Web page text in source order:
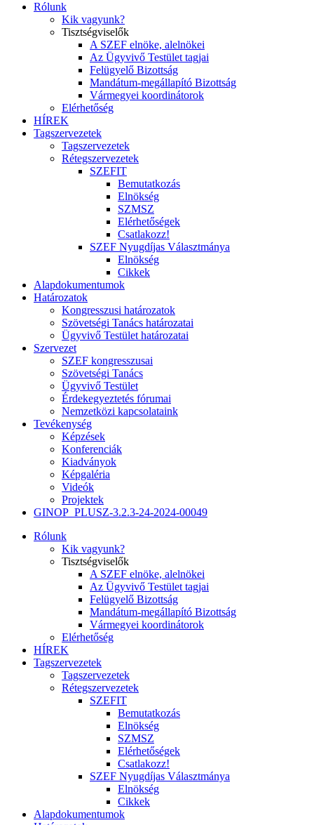
Rólunk
Kik vagyunk?
Tisztségviselők
A SZEF elnöke, alelnökei
Az Ügyvivő Testület tagjai
Felügyelő Bizottság
Mandátum-megállapító Bizottság
Vármegyei koordinátorok
Elérhetőség
HÍREK
Tagszervezetek
Tagszervezetek
Rétegszervezetek
SZEFIT
Bemutatkozás
Elnökség
SZMSZ
Elérhetőségek
Csatlakozz!
SZEF Nyugdíjas Választmánya
Elnökség
Cikkek
Alapdokumentumok
Határozatok
Kongresszusi határozatok
Szövetségi Tanács határozatai
Ügyvivő Testület határozatai
Szervezet
SZEF kongresszusai
Szövetségi Tanács
Ügyvivő Testület
Érdekegyeztetés fórumai
Nemzetközi kapcsolataink
Tevékenység
Képzések
Konferenciák
Kiadványok
Képgaléria
Videók
Projektek
GINOP_PLUSZ-3.2.3-24-2024-00049
Rólunk
Kik vagyunk?
Tisztségviselők
A SZEF elnöke, alelnökei
Az Ügyvivő Testület tagjai
Felügyelő Bizottság
Mandátum-megállapító Bizottság
Vármegyei koordinátorok
Elérhetőség
HÍREK
Tagszervezetek
Tagszervezetek
Rétegszervezetek
SZEFIT
Bemutatkozás
Elnökség
SZMSZ
Elérhetőségek
Csatlakozz!
SZEF Nyugdíjas Választmánya
Elnökség
Cikkek
Alapdokumentumok